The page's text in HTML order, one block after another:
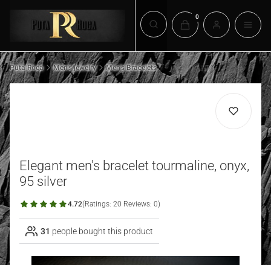
Open search engine
Products in the cart: 0.
Puta Roca Men's jewelry Men's Bracelets
Elegant men's bracelet tourmaline, onyx,
95 silver
4.72(Ratings: 20 Reviews: 0)
31 people bought this product